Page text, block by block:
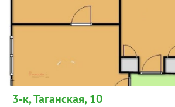
3-к, Таганская, 10